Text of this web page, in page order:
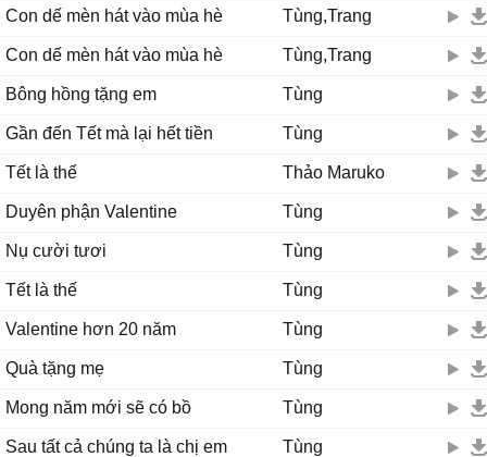
Con dế mèn hát vào mùa hè
Tùng,Trang
Con dế mèn hát vào mùa hè Tùng,Trang
Bông hồng tặng em Tùng
Gần đến Tết mà lại hết tiền Tùng
Tết là thế Thảo Maruko
Duyên phận Valentine Tùng
Nụ cười tươi Tùng
Tết là thế Tùng
Valentine hơn 20 năm Tùng
Quà tặng mẹ Tùng
Mong năm mới sẽ có bồ Tùng
Sau tất cả chúng ta là chị em Tùng